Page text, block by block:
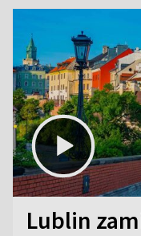
Lublin